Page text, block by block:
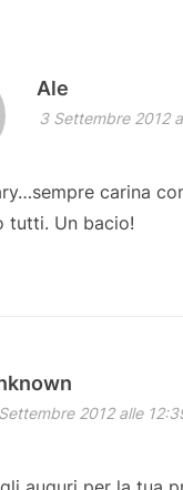
Ale
3 Settembre 2012
carina
tutti. Un bacio!
2012 alle